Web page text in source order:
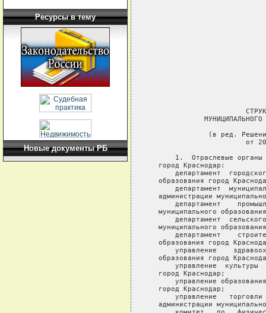
Ресурсы в тему
Новые документы РБ
(в ред.
от
1.  Отраслевые
   город Краснодар:
департамент
образования город
департамент
администрации
департамент
муниципального
департамент
муниципального
департамент
образования город
управление
образования город
управление  культуры
   город Краснодар;
управление
   город Краснодар;
управление
администрации